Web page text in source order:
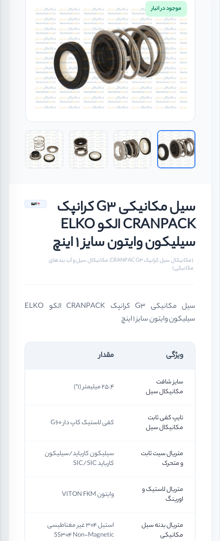
موجود در انبار
سیل مکانیکی G3 کرانپک
CRANPACK الکو ELKO
سیلیکون وایتون سایز ۱ اینچ
(مکانیکال سیل کرانپک CRANPAC G3, مکانیکال سیل و آب بندهای
مکانیکی)
سیل مکانیکی G3 کرانپک CRANPACK الکو ELKO
سیلیکون وایتون سایز ۱ اینچ
ویژگی مقدار
سایز شافت
مکانیکال سیل
25.4 میلیمتر (1")
تایپ کفی ثابت
مکانیکال سیل
کفی لاستیک کاپ دار G60
متریال سیت ثابت
و متحرک
سیلیکون کارباید/سیلیکون
کارباید SIC/SIC
متریال لاستیک و
اورینگ
وایتون VITON FKM
متریال بدنه سیل
مکانیکی
استیل 304 غیر مغناطیسی
SS304 Non-Magnetic